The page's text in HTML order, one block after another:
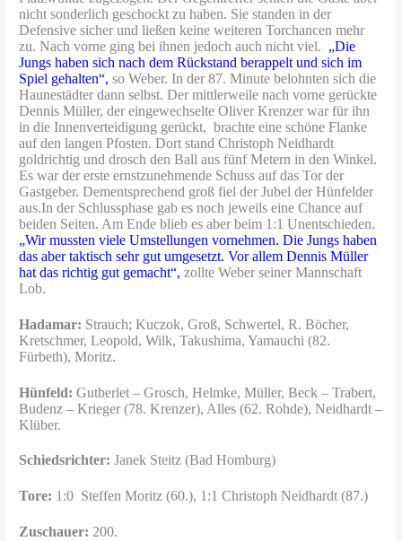
nicht sonderlich geschockt zu haben. Sie standen in der
Defensive sicher und ließen keine weiteren Torchancen mehr
zu. Nach vorne ging bei ihnen jedoch auch nicht viel. „Die
Jungs haben sich nach dem Rückstand berappelt und sich im
Spiel gehalten“, so Weber. In der 87. Minute belohnten sich die
Haunestädter dann selbst. Der mittlerweile nach vorne gerückte
Dennis Müller, der eingewechselte Oliver Krenzer war für ihn
in die Innenverteidigung gerückt, brachte eine schöne Flanke
auf den langen Pfosten. Dort stand Christoph Neidhardt
goldrichtig und drosch den Ball aus fünf Metern in den Winkel.
Es war der erste ernstzunehmende Schuss auf das Tor der
Gastgeber. Dementsprechend groß fiel der Jubel der Hünfelder
aus.In der Schlussphase gab es noch jeweils eine Chance auf
beiden Seiten. Am Ende blieb es aber beim 1:1 Unentschieden.
„Wir mussten viele Umstellungen vornehmen. Die Jungs haben
das aber taktisch sehr gut umgesetzt. Vor allem Dennis Müller
hat das richtig gut gemacht“, zollte Weber seiner Mannschaft
Lob.
Hadamar: Strauch; Kuczok, Groß, Schwertel, R. Böcher,
Kretschmer, Leopold, Wilk, Takushima, Yamauchi (82.
Fürbeth), Moritz.
Hünfeld: Gutberlet – Grosch, Helmke, Müller, Beck – Trabert,
Budenz – Krieger (78. Krenzer), Alles (62. Rohde), Neidhardt –
Klüber.
Schiedsrichter: Janek Steitz (Bad Homburg)
Tore: 1:0 Steffen Moritz (60.), 1:1 Christoph Neidhardt (87.)
Zuschauer: 200.